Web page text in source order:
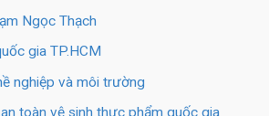
Ngọc Thạch
gia TP.HCM
nghiệp và môi trường
toàn vệ sinh thực phẩm quốc gia